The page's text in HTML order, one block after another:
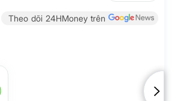
Theo dõi 24HMoney trên